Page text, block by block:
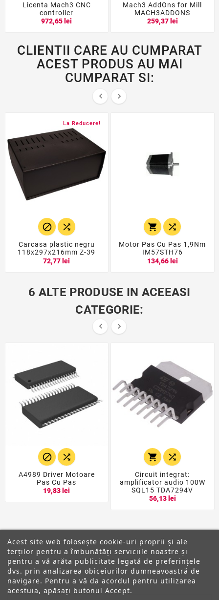
Licenta Mach3 CNC
controller
972,65 lei
Mach3 AddOns for Mill
MACH3ADDONS
259,37 lei
CLIENTII CARE AU CUMPARAT
ACEST PRODUS AU MAI
CUMPARAT SI:
 
La Reducere!
 
Carcasa plastic negru
118x297x216mm Z-39
72,77 lei
 
Motor Pas Cu Pas 1,9Nm
IM57STH76
134,66 lei
6 ALTE PRODUSE IN ACEEASI
CATEGORIE:
 
 
A4989 Driver Motoare
Pas Cu Pas
19,83 lei
 
Circuit integrat:
amplificator audio 100W
SQL15 TDA7294V
56,13 lei
ANPC
Acest site web folosește cookie-uri proprii și ale
terților pentru a îmbunătăți serviciile noastre și
pentru a vă arăta publicitate legată de preferințele
dvs. prin analizarea obiceiurilor dumneavoastră de
navigare. Pentru a vă da acordul pentru utilizarea
acestuia, apăsați butonul Accept.